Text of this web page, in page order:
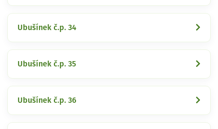
Ubušínek č.p. 34
Ubušínek č.p. 35
Ubušínek č.p. 36